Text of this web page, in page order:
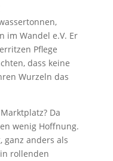
im Wandel e.V. Er
Pflege
dass keine
Wurzeln das
Da
wenig Hoffnung.
ganz anders als
rollenden